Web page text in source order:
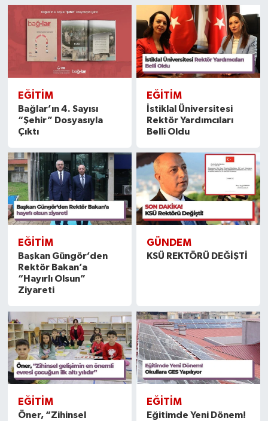
EĞITIM
Bağlar’ın 4. Sayısı
“Şehir” Dosyasıyla
Çıktı
EĞITIM
İstiklal Üniversitesi
Rektör Yardımcıları
Belli Oldu
EĞITIM
Başkan Güngör’den
Rektör Bakan’a
“Hayırlı Olsun”
Ziyareti
GÜNDEM
KSÜ REKTÖRÜ DEĞİŞTİ
EĞITIM
Öner, “Zihinsel
EĞITIM
Eğitimde Yeni Dönem!